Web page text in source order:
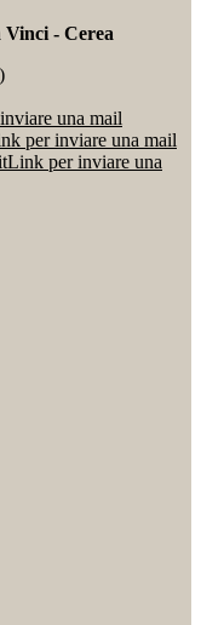
- Cerea
una mail
per inviare una mail
Link per inviare una